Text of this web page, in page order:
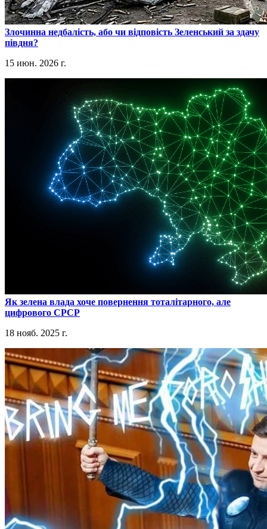
​Злочинна недбалість, або чи відповість Зеленський за здачу
півдня?
15 июн. 2026 г.
​Як зелена влада хоче повернення тоталітарного, але
цифрового СРСР
18 нояб. 2025 г.